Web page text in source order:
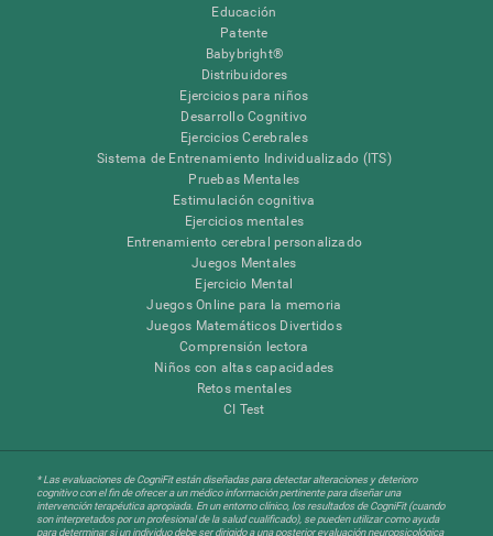
Educación
Patente
Babybright®
Distribuidores
Ejercicios para niños
Desarrollo Cognitivo
Ejercicios Cerebrales
Sistema de Entrenamiento Individualizado (ITS)
Pruebas Mentales
Estimulación cognitiva
Ejercicios mentales
Entrenamiento cerebral personalizado
Juegos Mentales
Ejercicio Mental
Juegos Online para la memoria
Juegos Matemáticos Divertidos
Comprensión lectora
Niños con altas capacidades
Retos mentales
CI Test
* Las evaluaciones de CogniFit están diseñadas para detectar alteraciones y deterioro
cognitivo con el fin de ofrecer a un médico información pertinente para diseñar una
intervención terapéutica apropiada. En un entorno clínico, los resultados de CogniFit (cuando
son interpretados por un profesional de la salud cualificado), se pueden utilizar como ayuda
para determinar si un individuo debe ser dirigido a una posterior evaluación neuropsicológica